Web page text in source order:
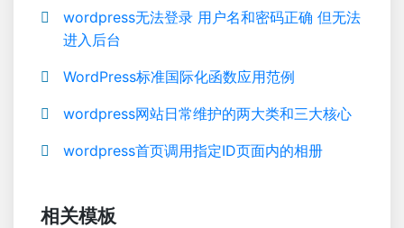
wordpress无法登录 用户名和密码正确 但无法
进入后台
WordPress标准国际化函数应用范例
wordpress网站日常维护的两大类和三大核心
wordpress首页调用指定ID页面内的相册
相关模板